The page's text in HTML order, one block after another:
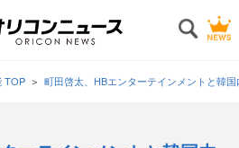
TOP 町田啓太、HBエンターテインメントと韓